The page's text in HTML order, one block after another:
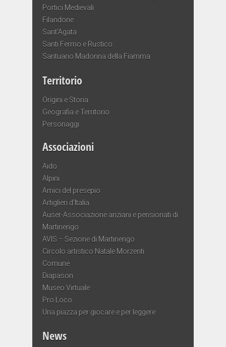
Portici Medievali
Filandone
Sant’Agata
Santi Fermo e Rustico
Santuario Madonna della Fiamma
Territorio
Origini e Storia
Geografia e Territorio
Personaggi
Associazioni
Aido
Alpini
Amici del presepio
Artiglieri d’Italia
Auser-Associazione anziani e pensionati di
Martinengo
AVIS – Sezione di Martinengo
Circolo artistico Natale Morzenti
Comune
Diapason
Museo Virtuale
Pro Loco
Una piazza per giocare e per leggere
News